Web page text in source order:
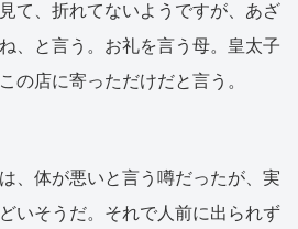
て、折れてないようですが、あざ
、と言う。お礼を言う母。皇太子
の店に寄っただけだと言う。
、体が悪いと言う噂だったが、実
いそうだ。それで人前に出られず